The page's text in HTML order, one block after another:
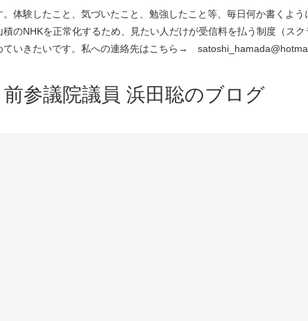
体験したこと、気づいたこと、勉強したこと等、毎日何か書くよ
のNHKを正常化するため、見たい人だけが受信料を払う制度（ス
ていきたいです。私への連絡先はこちら→
前参議院議員 浜田聡のブログ